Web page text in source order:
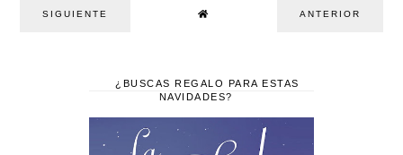
SIGUIENTE ANTERIOR
¿BUSCAS REGALO PARA ESTAS
NAVIDADES?